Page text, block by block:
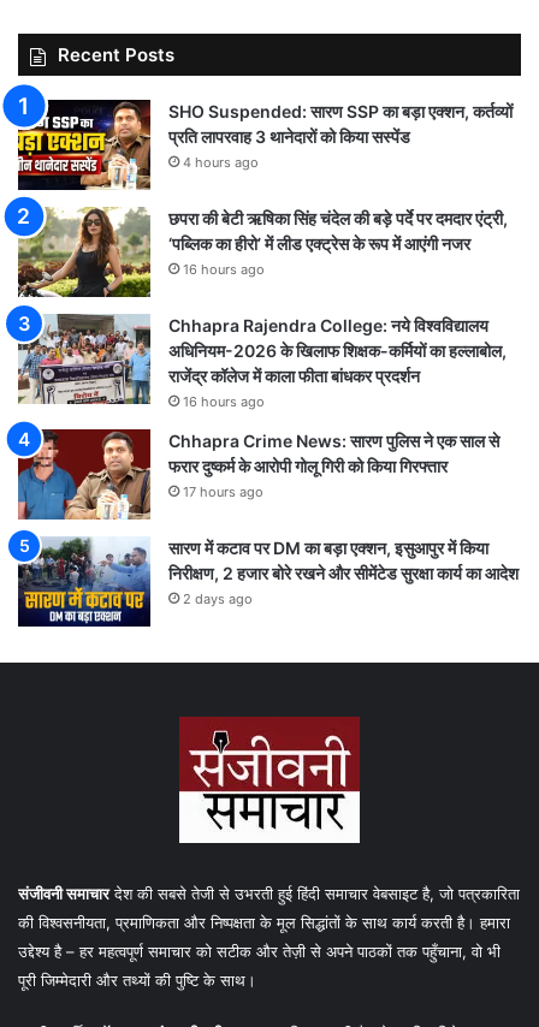
Recent Posts
SHO Suspended: सारण SSP का बड़ा एक्शन, कर्तव्यों
प्रति लापरवाह 3 थानेदारों को किया सस्पेंड
4 hours ago
छपरा की बेटी ऋषिका सिंह चंदेल की बड़े पर्दे पर दमदार एंट्री,
‘पब्लिक का हीरो’ में लीड एक्ट्रेस के रूप में आएंगी नजर
16 hours ago
Chhapra Rajendra College: नये विश्वविद्यालय
अधिनियम-2026 के खिलाफ शिक्षक-कर्मियों का हल्लाबोल,
राजेंद्र कॉलेज में काला फीता बांधकर प्रदर्शन
16 hours ago
Chhapra Crime News: सारण पुलिस ने एक साल से
फरार दुष्कर्म के आरोपी गोलू गिरी को किया गिरफ्तार
17 hours ago
सारण में कटाव पर DM का बड़ा एक्शन, इसुआपुर में किया
निरीक्षण, 2 हजार बोरे रखने और सीमेंटेड सुरक्षा कार्य का आदेश
2 days ago
संजीवनी समाचारदेश की सबसे तेजी से उभरती हुई हिंदी समाचार वेबसाइट है, जो पत्रकारिता
की विश्वसनीयता, प्रमाणिकता और निष्पक्षता के मूल सिद्धांतों के साथ कार्य करती है। हमारा
उद्देश्य है – हर महत्वपूर्ण समाचार को सटीक और तेज़ी से अपने पाठकों तक पहुँचाना, वो भी
पूरी जिम्मेदारी और तथ्यों की पुष्टि के साथ।